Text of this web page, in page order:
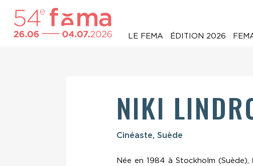
LE FEMA ÉDITION 2026
NIKI
Cinéaste, Suède
Née en 1984 à Stockholm (Suède),